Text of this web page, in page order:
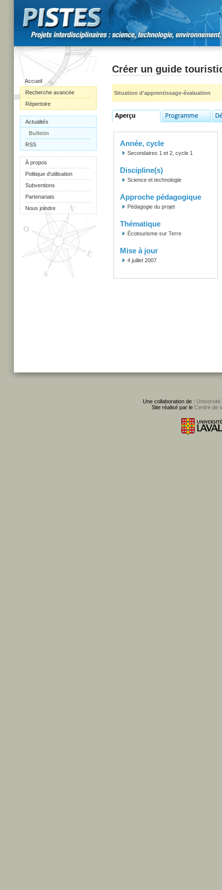
Accueil
Recherche avancée
Répertoire
Actualités
Bulletin
RSS
À propos
Politique d'utilisation
Subventions
Partenariats
Nous joindre
Créer un guide
Situation d'apprentissage-évaluation
Année, cycle
Secondaires 1 et 2, cycle 1
Discipline(s)
Science et technologie
Approche pédagogique
Pédagogie du projet
Thématique
Écotourisme sur Terre
Mise à jour
4 juillet 2007
Une collaboration de : Université
Site réalisé par le Centre de